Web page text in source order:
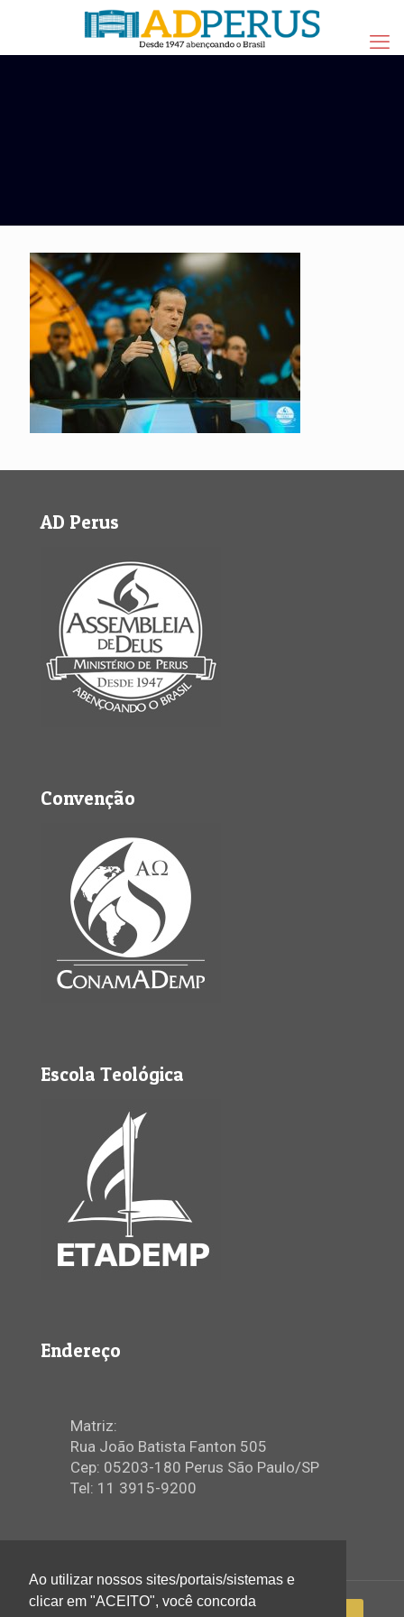
AD Perus
Convenção
Escola Teológica
Endereço
Matriz:
Rua João Batista Fanton 505
Cep: 05203-180 Perus São Paulo/SP
Tel: 11 3915-9200
Ao utilizar nossos sites/portais/sistemas e
clicar em "ACEITO", você concorda